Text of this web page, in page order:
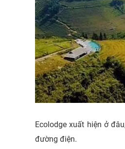
Ecolodge xuất hiện ở
đường điện.